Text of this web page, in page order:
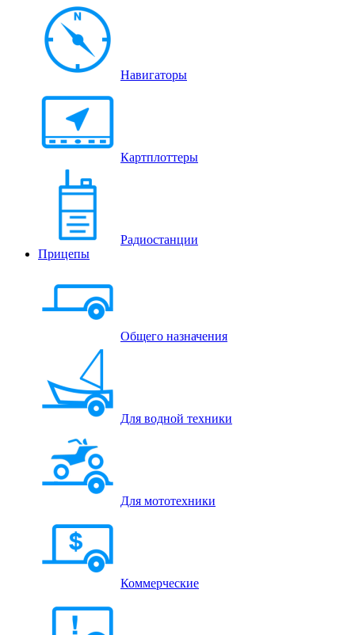
Навигаторы
Картплоттеры
Радиостанции
Прицепы
Общего назначения
Для водной техники
Для мототехники
Коммерческие